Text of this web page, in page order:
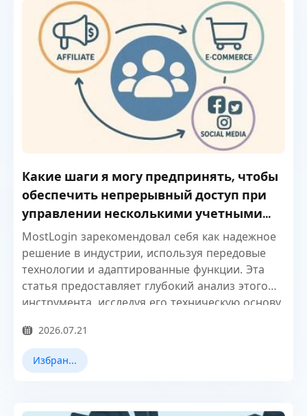
Какие шаги я могу предпринять, чтобы
обеспечить непрерывный доступ при
управлении несколькими учетными
записями?
MostLogin зарекомендовал себя как надежное
решение в индустрии, используя передовые
технологии и адаптированные функции. Эта
статья предоставляет глубокий анализ этого
инструмента, исследуя его техническую основу,
2026.07.21
Избранные новости